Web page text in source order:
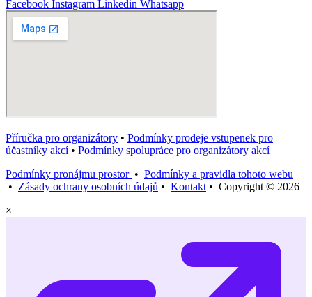
Facebook Instagram Linkedin Whatsapp
Příručka pro organizátory • Podmínky prodeje vstupenek pro
účastníky akcí• Podmínky spolupráce pro organizátory akcí
Podmínky pronájmu prostor • Podmínky a pravidla tohoto webu
• Zásady ochrany osobních údajů • Kontakt • Copyright © 2026
×